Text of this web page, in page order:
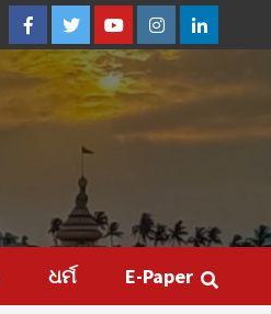
FacebookTwitterYoutubeInstagramLinkedin
ଧର୍ମ E-Paper